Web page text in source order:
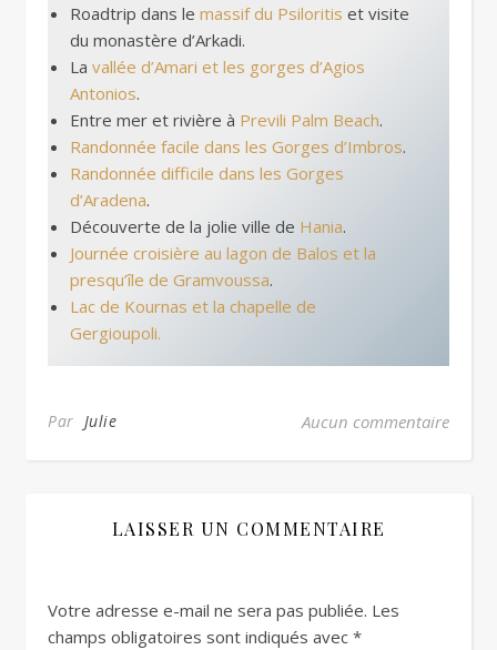
Roadtrip dans le massif du Psiloritis et visite
du monastère d’Arkadi.
La vallée d’Amari et les gorges d’Agios
Antonios.
Entre mer et rivière à Previli Palm Beach.
Randonnée facile dans les Gorges d’Imbros.
Randonnée difficile dans les Gorges
d’Aradena.
Découverte de la jolie ville de Hania.
Journée croisière au lagon de Balos et la
presqu’île de Gramvoussa.
Lac de Kournas et la chapelle de
Gergioupoli.
Par Julie Aucun commentaire
LAISSER UN COMMENTAIRE
Votre adresse e-mail ne sera pas publiée. Les
champs obligatoires sont indiqués avec *